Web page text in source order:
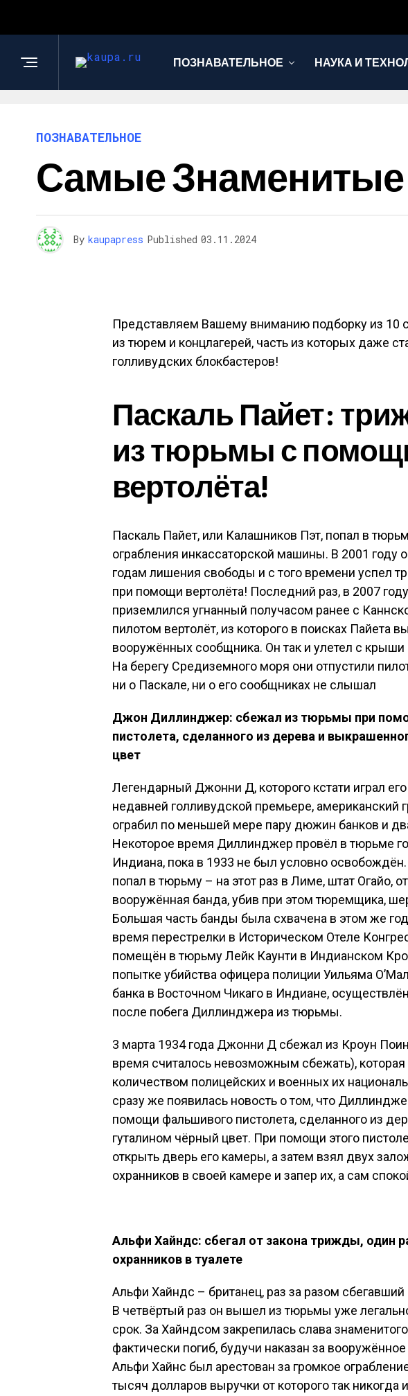
ПОЗНАВАТЕЛЬНОЕ НАУКА И
ПОЗНАВАТЕЛЬНОЕ
Самые
By kaupapress Published 03.11.2024
Представляем Вашему вниманию подборку из 10
из тюрем и концлагерей, часть из которых даже
голливудских блокбастеров!
Паскаль Пайет:
из тюрьмы с
вертолёта!
Паскаль Пайет, или Калашников Пэт, попал в
ограбления инкассаторской машины. В 2001 году
годам лишения свободы и с того времени успел
при помощи вертолёта! Последний раз, в 2007
приземлился угнанный получасом ранее с
пилотом вертолёт, из которого в поисках Пайета
вооружённых сообщника. Он так и улетел с
На берегу Средиземного моря они отпустили
ни о Паскале, ни о его сообщниках не слышал
Джон Диллинджер: сбежал из тюрьмы при
пистолета, сделанного из дерева и
цвет
Легендарный Джонни Д, которого кстати играл
недавней голливудской премьере, американский
ограбил по меньшей мере пару дюжин банков и
Некоторое время Диллинджер провёл в тюрьме
Индиана, пока в 1933 не был условно
попал в тюрьму – на этот раз в Лиме, штат Огайо,
вооружённая банда, убив при этом тюремщика,
Большая часть банды была схвачена в этом же
время перестрелки в Историческом Отеле
помещён в тюрьму Лейк Каунти в Индианском
попытке убийства офицера полиции Уильяма
банка в Восточном Чикаго в Индиане,
после побега Диллинджера из тюрьмы.
3 марта 1934 года Джонни Д сбежал из Кроун
время считалось невозможным сбежать),
количеством полицейских и военных их
сразу же появилась новость о том, что
помощи фальшивого пистолета, сделанного из
гуталином чёрный цвет. При помощи этого
открыть дверь его камеры, а затем взял двух
охранников в своей камере и запер их, а сам
Альфи Хайндс: сбегал от закона трижды, один
охранников в туалете
Альфи Хайндс – британец, раз за разом сбегавший
В четвёртый раз он вышел из тюрьмы уже
срок. За Хайндсом закрепилась слава
фактически погиб, будучи наказан за
Альфи Хайнс был арестован за громкое
тысяч долларов выручки от которого так